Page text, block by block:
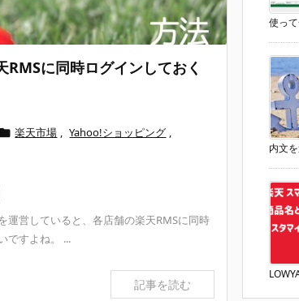
RMSに同時ログインしておく
楽天市場 , Yahoo!ショッピング ,
運営していると、各店舗の楽天RMSに同時
ですよね。 ...
記事を読む
使っ
内文